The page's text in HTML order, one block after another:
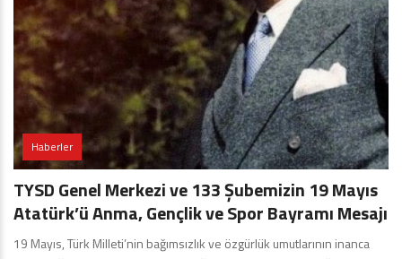
Haberler
TYSD Genel Merkezi ve 133 Şubemizin 19 Mayıs
Atatürk’ü Anma, Gençlik ve Spor Bayramı Mesajı
19 Mayıs, Türk Milleti’nin bağımsızlık ve özgürlük umutlarının inanca